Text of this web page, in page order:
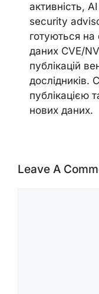
активність,
security
готуються
даних CVE/
публікацій
дослідників.
публікацією
нових даних.
Leave A